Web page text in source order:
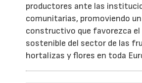
productores ante las
comunitarias, promoviendo
constructivo que favorezca el
sostenible del sector de las
hortalizas y flores en toda